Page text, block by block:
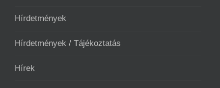
Hírdetmények
Hírdetmények / Tájékoztatás
Hírek